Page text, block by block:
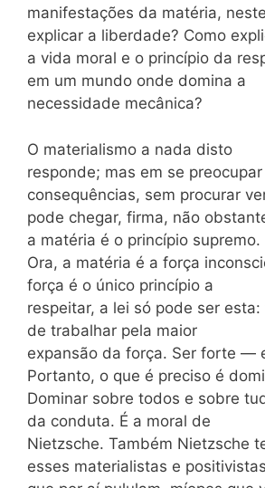
manifestações da matéria,
explicar a liberdade? Como
a vida moral e o princípio da
em um mundo onde domina a
necessidade mecânica?
O materialismo a nada disto
responde; mas em se
consequências, sem procurar
pode chegar, firma, não
a matéria é o princípio supremo.
Ora, a matéria é a força
força é o único princípio a
respeitar, a lei só pode ser
de trabalhar pela maior
expansão da força. Ser forte —
Portanto, o que é preciso é
Dominar sobre todos e sobre
da conduta. É a moral de
Nietzsche. Também Nietzsche
esses materialistas e positivistas